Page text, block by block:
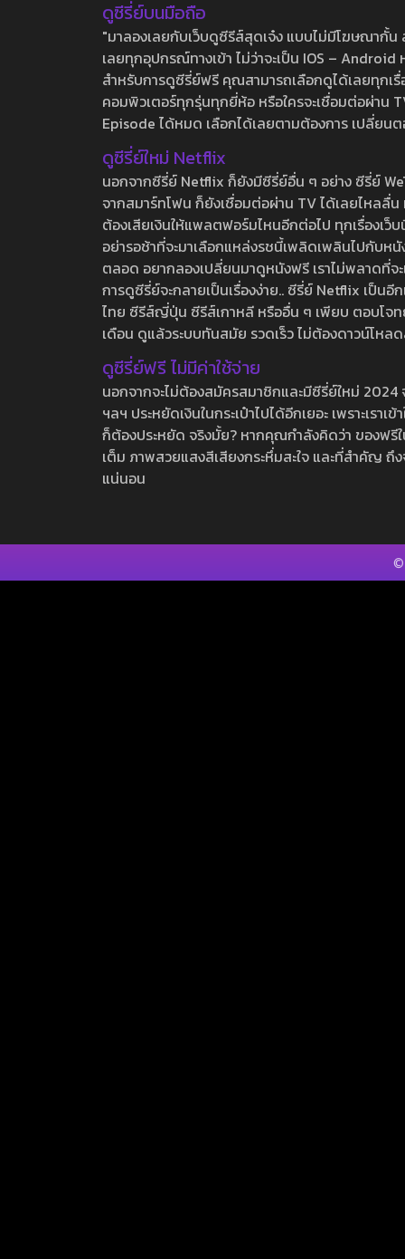
ดูซีรี่ย์บนมือถือ
"มาลองเลยกับเว็บดูซีรีส์สุดเจ๋ง แบบไม่มีโฆษณากั้
เลยทุกอุปกรณ์ทางเข้า ไม่ว่าจะเป็น IOS –
สำหรับการดูซีรี่ย์ฟรี คุณสามารถเลือกดูได้เลยทุกเ
คอมพิวเตอร์ทุกรุ่นทุกยี่ห้อ หรือใครจะเชื่อมต่อผ่าน
Episode ได้หมด เลือกได้เลยตามต้องการ เปลี่ยน
ดูซีรี่ย์ใหม่ Netflix
นอกจากซีรี่ย์ Netflix ก็ยังมีซีรี่ย์อื่น ๆ อย่าง ซีรี่ย์
จากสมาร์ทโฟน ก็ยังเชื่อมต่อผ่าน TV ได้เลยไหลลื่
ต้องเสียเงินให้แพลตฟอร์มไหนอีกต่อไป ทุกเรื่องเว็
อย่ารอช้าที่จะมาเลือกแหล่งรชนี้เพลิดเพลินไปกับห
ตลอด อยากลองเปลี่ยนมาดูหนังฟรี เราไม่พลาดที่
การดูซีรี่ย์จะกลายเป็นเรื่องง่าย.. ซีรี่ย์ Netflix เป็น
ไทย ซีรีส์ญี่ปุ่น ซีรีส์เกาหลี หรืออื่น ๆ เพียบ ตอบโจท
เดือน ดูแล้วระบบทันสมัย รวดเร็ว ไม่ต้องดาวน์โห
ดูซีรี่ย์ฟรี ไม่มีค่าใช้จ่าย
นอกจากจะไม่ต้องสมัครสมาชิกและมีซีรี่ย์ใหม่
ฯลฯ ประหยัดเงินในกระเป๋าไปได้อีกเยอะ เพราะเร
ก็ต้องประหยัด จริงมั้ย? หากคุณกำลังคิดว่า ของฟ
เต็ม ภาพสวยแสงสีเสียงกระหึ่มสะใจ และที่สำคัญ
แน่นอน
©